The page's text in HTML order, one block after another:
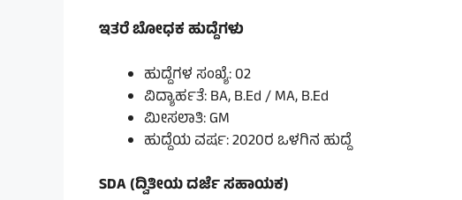
ಇತರೆ ಬೋಧಕ ಹುದ್ದೆಗಳು
ಹುದ್ದೆಗಳ ಸಂಖ್ಯೆ: 02
ವಿದ್ಯಾರ್ಹತೆ: BA, B.Ed / MA, B.Ed
ಮೀಸಲಾತಿ: GM
ಹುದ್ದೆಯ ವರ್ಷ: 2020ರ ಒಳಗಿನ ಹುದ್ದೆ
SDA (ದ್ವಿತೀಯ ದರ್ಜೆ ಸಹಾಯಕ)